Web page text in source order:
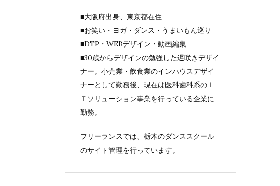
■大阪府出身、東京都在住
■お笑い・ヨガ・ダンス・うまいもん巡り
■DTP・WEBデザイン・動画編集
■30歳からデザインの勉強した遅咲きデザイ
ナー。小売業・飲食業のインハウスデザイ
ナーとして勤務後、現在は医科歯科系のＩ
Ｔソリューション事業を行っている企業に
勤務。
フリーランスでは、栃木のダンススクール
のサイト管理を行っています。